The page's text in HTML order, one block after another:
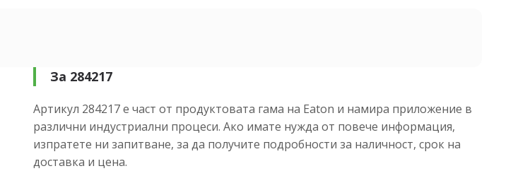
За 284217
Артикул 284217 е част от продуктовата гама на Eaton и намира приложение в
различни индустриални процеси. Ако имате нужда от повече информация,
изпратете ни запитване, за да получите подробности за наличност, срок на
доставка и цена.